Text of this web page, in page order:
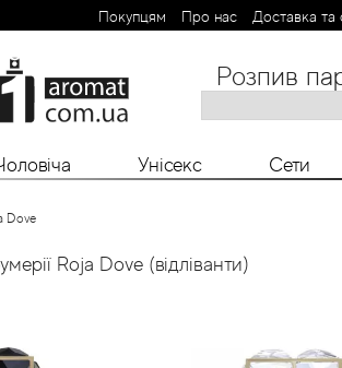
Покупцям Про нас Доставка та
D F G H M N O P R S
Розпив
Унісекс Сети
Dove
Roja Dove (відліванти)